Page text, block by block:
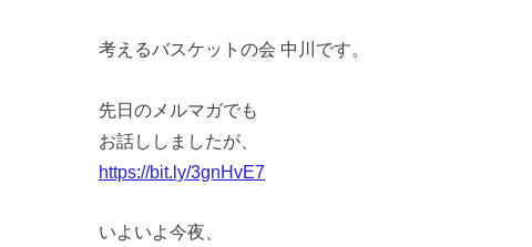
考えるバスケットの会 中川です。
先日のメルマガでも
お話ししましたが、
https://bit.ly/3gnHvE7
いよいよ今夜、